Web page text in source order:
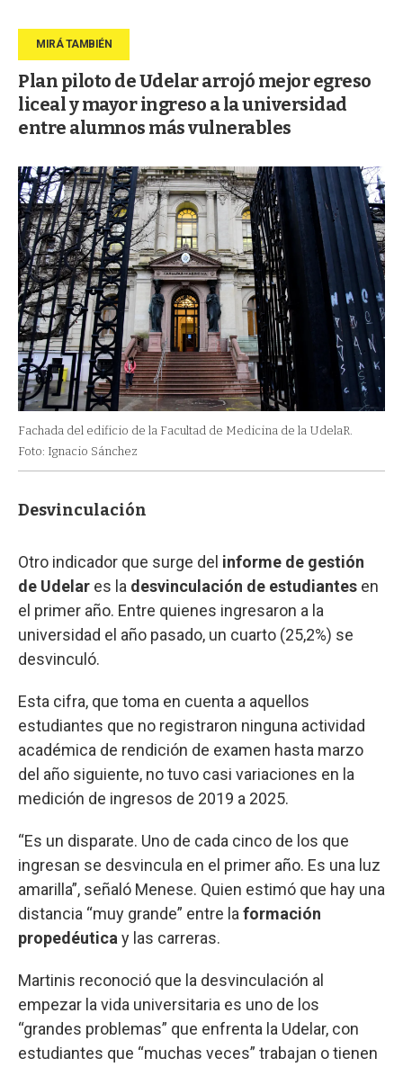
Plan piloto de Udelar arrojó mejor egreso
liceal y mayor ingreso a la universidad
entre alumnos más vulnerables
Fachada del edificio de la Facultad de Medicina de la UdelaR.
Foto: Ignacio Sánchez
Desvinculación
Otro indicador que surge del informe de gestión
de Udelar es la desvinculación de estudiantes en
el primer año. Entre quienes ingresaron a la
universidad el año pasado, un cuarto (25,2%) se
desvinculó.
Esta cifra, que toma en cuenta a aquellos
estudiantes que no registraron ninguna actividad
académica de rendición de examen hasta marzo
del año siguiente, no tuvo casi variaciones en la
medición de ingresos de 2019 a 2025.
“Es un disparate. Uno de cada cinco de los que
ingresan se desvincula en el primer año. Es una luz
amarilla”, señaló Menese. Quien estimó que hay una
distancia “muy grande” entre la formación
propedéutica y las carreras.
Martinis reconoció que la desvinculación al
empezar la vida universitaria es uno de los
“grandes problemas” que enfrenta la Udelar, con
estudiantes que “muchas veces” trabajan o tienen